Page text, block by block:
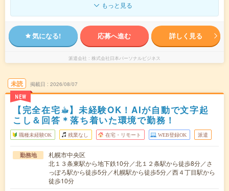
もっと見る
気になる! 応募へ進む 詳しく見る
派遣会社 株式会社日本パーソナルビジネス
未読
NEW
掲載日 2026/08/07
【完全在宅☕︎】未経験OK！AIが自動で文字起
こし＆回答＊落ち着いた環境で勤務！
職種未経験OK 残業なし 在宅・リモート WEB登録OK 派遣
勤務地
札幌市中央区
北１３条東駅から地下鉄10分／北１２条駅から徒歩8分／さ
っぽろ駅から徒歩5分／札幌駅から徒歩5分／西４丁目駅から
徒歩10分